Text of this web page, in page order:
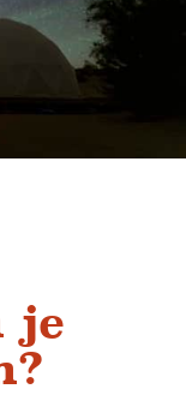
je